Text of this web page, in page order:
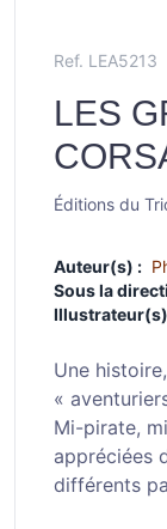
Ref. LEA5213
LES
Éditions du
Auteur(s) :
Sous la
Une
«
Mi-pirate,
appréciées
différents